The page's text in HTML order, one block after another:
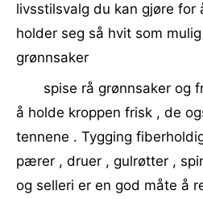
livsstilsvalg du kan gjøre for
holder seg så hvit som
grønnsaker
spise rå grønnsaker og
å holde kroppen frisk , de
tennene . Tygging
pærer , druer , gulrøtter ,
og selleri er en god måte å